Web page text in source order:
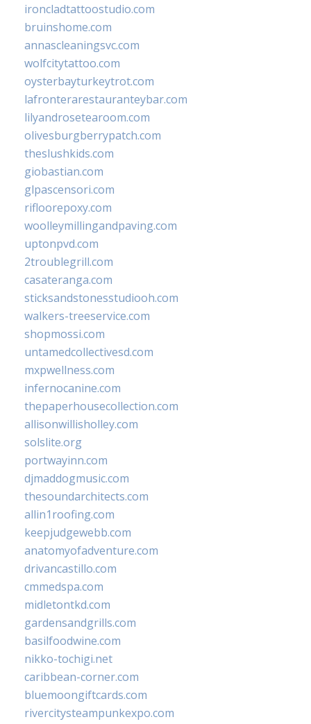
ironcladtattoostudio.com
bruinshome.com
annascleaningsvc.com
wolfcitytattoo.com
oysterbayturkeytrot.com
lafronterarestauranteybar.com
lilyandrosetearoom.com
olivesburgberrypatch.com
theslushkids.com
giobastian.com
glpascensori.com
rifloorepoxy.com
woolleymillingandpaving.com
uptonpvd.com
2troublegrill.com
casateranga.com
sticksandstonesstudiooh.com
walkers-treeservice.com
shopmossi.com
untamedcollectivesd.com
mxpwellness.com
infernocanine.com
thepaperhousecollection.com
allisonwillisholley.com
solslite.org
portwayinn.com
djmaddogmusic.com
thesoundarchitects.com
allin1roofing.com
keepjudgewebb.com
anatomyofadventure.com
drivancastillo.com
cmmedspa.com
midletontkd.com
gardensandgrills.com
basilfoodwine.com
nikko-tochigi.net
caribbean-corner.com
bluemoongiftcards.com
rivercitysteampunkexpo.com